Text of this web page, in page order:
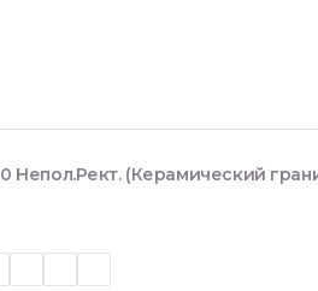
Непол.Рект. (Керамический